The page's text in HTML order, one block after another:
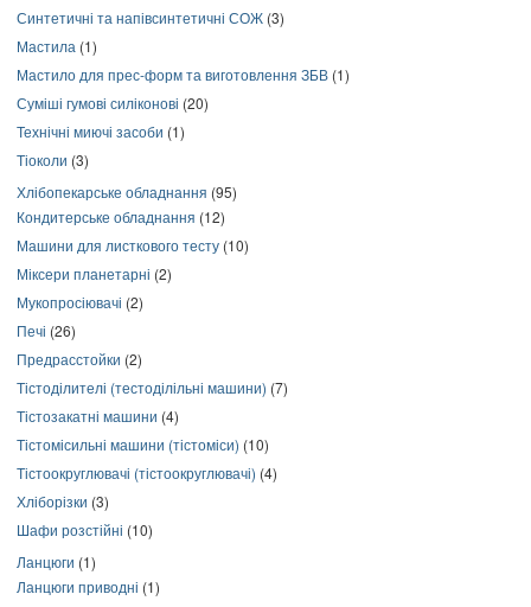
Синтетичні та напівсинтетичні СОЖ (3)
Мастила (1)
Мастило для прес-форм та виготовлення ЗБВ (1)
Суміші гумові силіконові (20)
Технічні миючі засоби (1)
Тіоколи (3)
Хлібопекарське обладнання (95)
Кондитерське обладнання (12)
Машини для листкового тесту (10)
Міксери планетарні (2)
Мукопросіювачі (2)
Печі (26)
Предрасстойки (2)
Тістоділителі (тестоділільні машини) (7)
Тістозакатні машини (4)
Тістомісильні машини (тістоміси) (10)
Тістоокруглювачі (тістоокруглювачі) (4)
Хліборізки (3)
Шафи розстійні (10)
Ланцюги (1)
Ланцюги приводні (1)